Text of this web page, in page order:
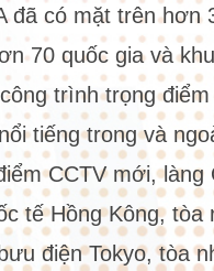
đã có mặt trên hơn
70 quốc gia và
trình trọng
tiếng trong và
CCTV mới, làng
tế Hồng Kông, tòa
điện Tokyo, tòa